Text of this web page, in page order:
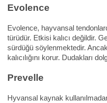
Evolence
Evolence, hayvansal
türüdür. Etkisi kalıcı değildir.
sürdüğü söylenmektedir.
kalıcılığını korur. Dudakları
Prevelle
Hyvansal kaynak